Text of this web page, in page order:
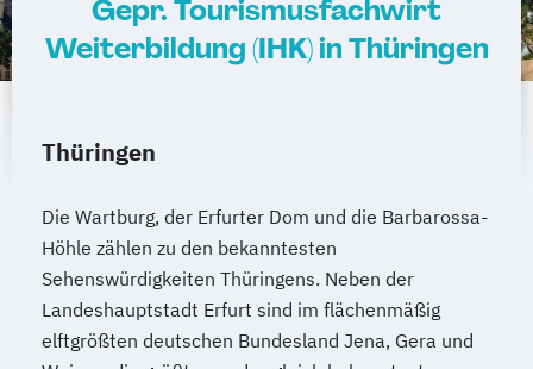
Gepr. Tourismusfachwirt
Weiterbildung (IHK) in Thüringen
Thüringen
Die Wartburg, der Erfurter Dom und die Barbarossa-
Höhle zählen zu den bekanntesten
Sehenswürdigkeiten Thüringens. Neben der
Landeshauptstadt Erfurt sind im flächenmäßig
elftgrößten deutschen Bundesland Jena, Gera und